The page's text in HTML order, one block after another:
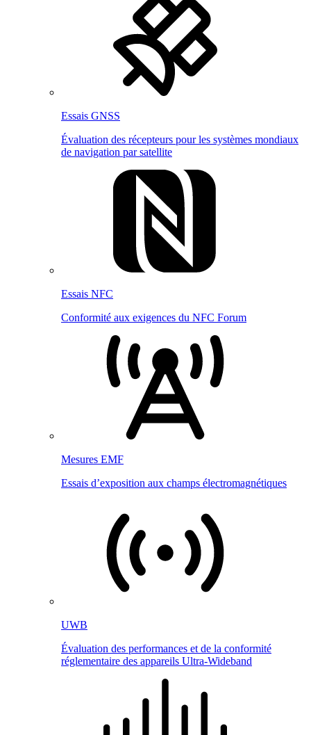
Essais GNSS
Évaluation des récepteurs pour les systèmes mondiaux
de navigation par satellite
Essais NFC
Conformité aux exigences du NFC Forum
Mesures EMF
Essais d’exposition aux champs électromagnétiques
UWB
Évaluation des performances et de la conformité
réglementaire des appareils Ultra-Wideband